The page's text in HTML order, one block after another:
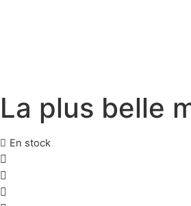
La plus belle
En stock